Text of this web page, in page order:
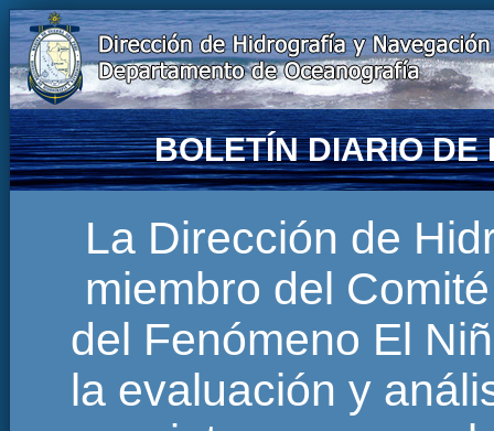
BOLETÍN DIARIO DE
La Dirección de
miembro del
del Fenómeno El
la evaluación y